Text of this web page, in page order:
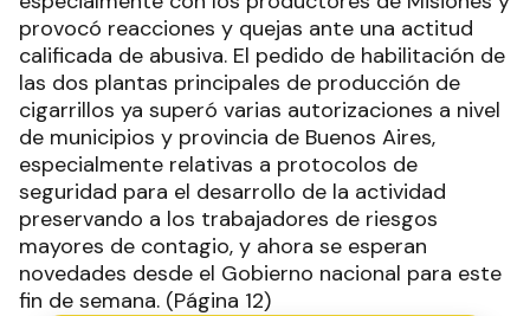
provocó reacciones y quejas ante una actitud
calificada de abusiva. El pedido de habilitación de
las dos plantas principales de producción de
cigarrillos ya superó varias autorizaciones a nivel
de municipios y provincia de Buenos Aires,
especialmente relativas a protocolos de
seguridad para el desarrollo de la actividad
preservando a los trabajadores de riesgos
mayores de contagio, y ahora se esperan
novedades desde el Gobierno nacional para este
fin de semana. (Página 12)